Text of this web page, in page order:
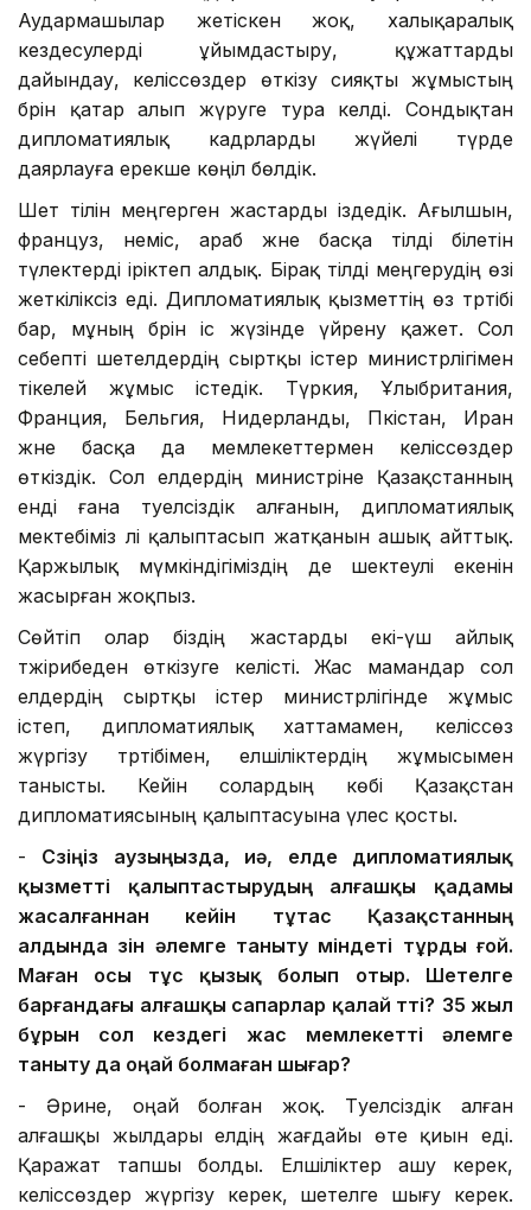
Аудармашылар жетіскен жоқ, халықаралық
кездесулерді ұйымдастыру, құжаттарды
дайындау, келіссөздер өткізу сияқты жұмыстың
бәрін қатар алып жүруге тура келді. Сондықтан
дипломатиялық кадрларды жүйелі түрде
даярлауға ерекше көңіл бөлдік.
Шет тілін меңгерген жастарды іздедік. Ағылшын,
француз, неміс, араб және басқа тілді білетін
түлектерді іріктеп алдық. Бірақ тілді меңгерудің өзі
жеткіліксіз еді. Дипломатиялық қызметтің өз тәртібі
бар, мұның бәрін іс жүзінде үйрену қажет. Сол
себепті шетелдердің сыртқы істер министрлігімен
тікелей жұмыс істедік. Түркия, Ұлыбритания,
Франция, Бельгия, Нидерланды, Пәкістан, Иран
және басқа да мемлекеттермен келіссөздер
өткіздік. Сол елдердің министріне Қазақстанның
енді ғана тәуелсіздік алғанын, дипломатиялық
мектебіміз әлі қалыптасып жатқанын ашық айттық.
Қаржылық мүмкіндігіміздің де шектеулі екенін
жасырған жоқпыз.
Сөйтіп олар біздің жастарды екі-үш айлық
тәжірибеден өткізуге келісті. Жас мамандар сол
елдердің сыртқы істер министрлігінде жұмыс
істеп, дипломатиялық хаттамамен, келіссөз
жүргізу тәртібімен, елшіліктердің жұмысымен
танысты. Кейін солардың көбі Қазақстан
дипломатиясының қалыптасуына үлес қосты.
- Сөзіңіз аузыңызда, иә, елде дипломатиялық
қызметті қалыптастырудың алғашқы қадамы
жасалғаннан кейін тұтас Қазақстанның
алдында өзін әлемге таныту міндеті тұрды ғой.
Маған осы тұс қызық болып отыр. Шетелге
барғандағы алғашқы сапарлар қалай өтті? 35 жыл
бұрын сол кездегі жас мемлекетті әлемге
таныту да оңай болмаған шығар?
- Әрине, оңай болған жоқ. Тәуелсіздік алған
алғашқы жылдары елдің жағдайы өте қиын еді.
Қаражат тапшы болды. Елшіліктер ашу керек,
келіссөздер жүргізу керек, шетелге шығу керек.